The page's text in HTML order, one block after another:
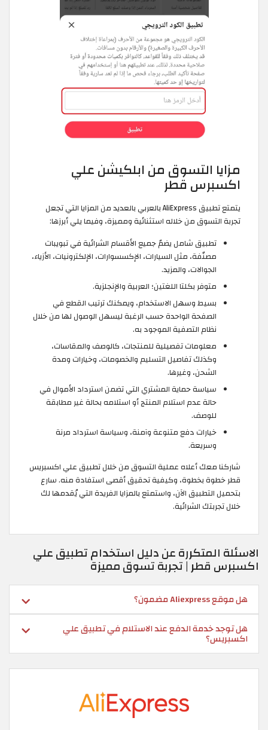
مزايا التسوق من ابلكيشن علي
اكسبرس قطر
يتمتع تطبيق AliExpress بالعربي بالعديد من المزايا التي تجعل
تجربة التسوق من خلاله استثنائية ومميزة، وفيما يلي أبرزها:
تطبيق شامل يضمّ جميع الأقسام الشرائية في تبويبات
مصنّفة، مثل السيارات، الإكسسوارات، الإلكترونيات، الأزياء،
الجوالات، والمزيد.
متوفر بكلتا اللغتين؛ العربية والإنجلزية.
بسيط وسهل الاستخدام، ويمكنك ترتيب القطع في
الصفحة الواحدة حسب الرغبة ليسهل الوصول لها من خلال
نظام التصفية الموجود به.
معلومات تفصيلية للمنتجات، كالوصف والمقاسات،
وكذلك تفاصيل التسليم والخصومات، وخيارات ومدة
الشحن، وغيرها.
سياسة حماية المشتري التي تضمن استرداد الأموال في
حالة عدم استلام المنتج أو استلامه بحالة غير مطابقة
للوصف.
خيارات دفع متنوعة وآمنة، وسياسة استرداد مرنة
وسريعة.
شاركنا معك أعلاه عملية التسوق من خلال تطبيق علي اكسبريس
قطر خطوة بخطوة، وكيفية تحقيق أقصى استفادة منه. سارع
بتحميل التطبيق الآن، واستمتع بالمزايا الفريدة التي يُقدمها لك
خلال تجربتك الشرائية.
الاسئلة المتكررة عن دليل استخدام تطبيق علي
اكسبرس قطر | تجربة تسوق مميزة
هل موقع Aliexpress مضمون؟
هل توجد خدمة الدفع عند الاستلام في تطبيق علي
اكسبريس؟